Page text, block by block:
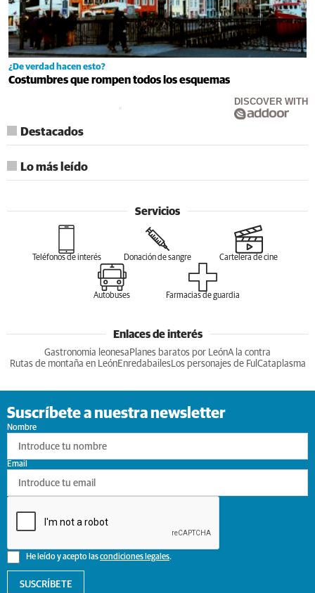
¿De verdad hacen esto?
Costumbres que rompen todos los esquemas
DISCOVER WITH
Destacados
Lo más leído
Servicios
Teléfonos de interés Donación de sangre Cartelera de cine
Autobuses Farmacias de guardia
Enlaces de interés
Gastronomia leonesa Planes baratos por LeónA la contra
Rutas de montaña en LeónEnredabailesLos personajes de Ful Cataplasma
Suscríbete a nuestra newsletter
Nombre
He leído y acepto lascondiciones legales.
Email
SUSCRÍBETE